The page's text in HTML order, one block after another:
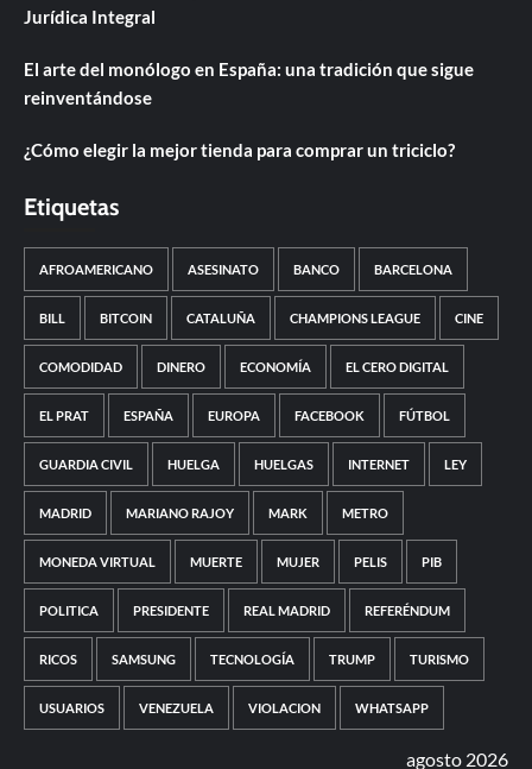
Jurídica Integral
El arte del monólogo en España: una tradición que sigue
reinventándose
¿Cómo elegir la mejor tienda para comprar un triciclo?
Etiquetas
AFROAMERICANO ASESINATO BANCO BARCELONA
BILL BITCOIN CATALUÑA CHAMPIONS LEAGUE CINE
COMODIDAD DINERO ECONOMÍA EL CERO DIGITAL
EL PRAT ESPAÑA EUROPA FACEBOOK FÚTBOL
GUARDIA CIVIL HUELGA HUELGAS INTERNET LEY
MADRID MARIANO RAJOY MARK METRO
MONEDA VIRTUAL MUERTE MUJER PELIS PIB
POLITICA PRESIDENTE REAL MADRID REFERÉNDUM
RICOS SAMSUNG TECNOLOGÍA TRUMP TURISMO
USUARIOS VENEZUELA VIOLACION WHATSAPP
agosto 2026